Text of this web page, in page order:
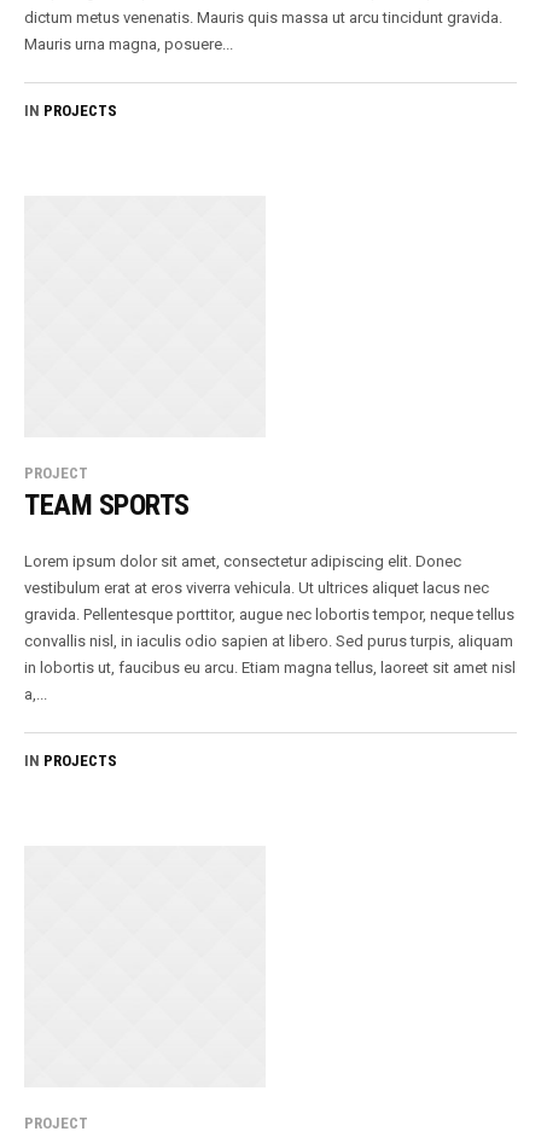
dictum metus venenatis. Mauris quis massa ut arcu tincidunt gravida.
Mauris urna magna, posuere...
IN PROJECTS
PROJECT
TEAM SPORTS
Lorem ipsum dolor sit amet, consectetur adipiscing elit. Donec
vestibulum erat at eros viverra vehicula. Ut ultrices aliquet lacus nec
gravida. Pellentesque porttitor, augue nec lobortis tempor, neque tellus
convallis nisl, in iaculis odio sapien at libero. Sed purus turpis, aliquam
in lobortis ut, faucibus eu arcu. Etiam magna tellus, laoreet sit amet nisl
a,...
IN PROJECTS
PROJECT